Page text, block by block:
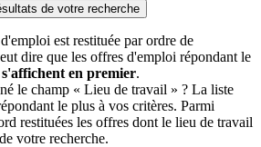
de votre recherche
est restituée par ordre de
dire que les offres d'emploi répondant le
s'affichent en premier.
le champ « Lieu de travail » ? La liste
le plus à vos critères. Parmi
restituées les offres dont le lieu de travail
votre recherche.